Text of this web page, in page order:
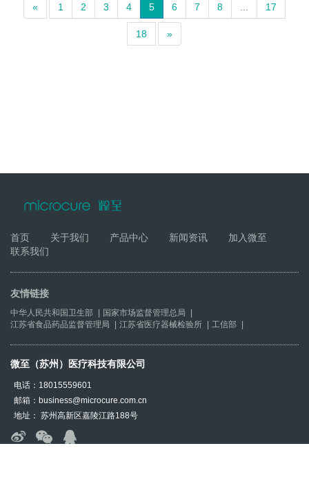
« 1 2 3 4 5 6 7 8 17
18 »
首页 关于我们 产品中心 新闻资讯
加入微至
联系我们
友情链接
中华人民共和国卫生部 | 国家市场监督管理总局
|
江苏省食品药品监督管理局
| 江苏省医疗器械检验所 | 工信部 |
微至（苏州）医疗科技有限公司
电话：18015559601
邮箱：business@microcure.com.cn
地址： 苏州高新区嘉陵江路188号